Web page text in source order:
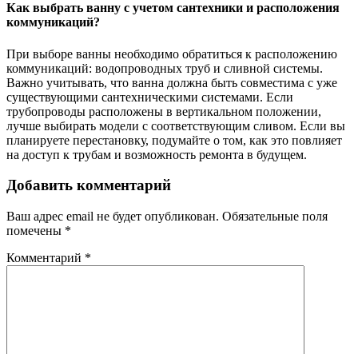
Как выбрать ванну с учетом сантехники и расположения
коммуникаций?
При выборе ванны необходимо обратиться к расположению
коммуникаций: водопроводных труб и сливной системы.
Важно учитывать, что ванна должна быть совместима с уже
существующими сантехническими системами. Если
трубопроводы расположены в вертикальном положении,
лучше выбирать модели с соответствующим сливом. Если вы
планируете перестановку, подумайте о том, как это повлияет
на доступ к трубам и возможность ремонта в будущем.
Добавить комментарий
Ваш адрес email не будет опубликован. Обязательные поля
помечены *
Комментарий *